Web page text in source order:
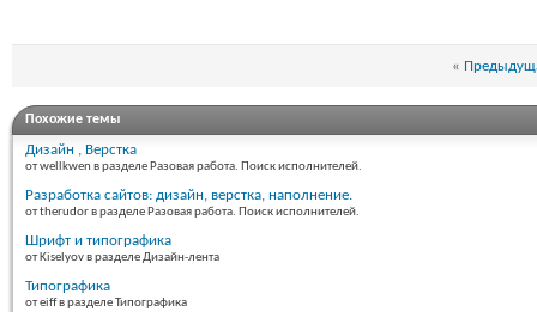
«
Похожие темы
Дизайн , Верстка
от wellkwen в разделе Разовая работа. Поиск исполнителей.
Разработка сайтов: дизайн, верстка, наполнение.
от therudor в разделе Разовая работа. Поиск исполнителей.
Шрифт и типографика
от Kiselyov в разделе Дизайн-лента
Типографика
от eiff в разделе Типографика